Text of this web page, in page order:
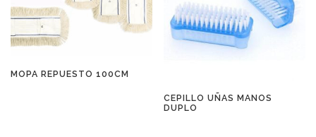
MOPA REPUESTO 100CM
CEPILLO UÑAS MANOS
DUPLO